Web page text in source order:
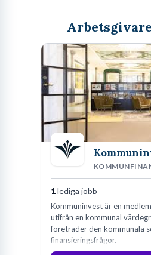
1lediga jobb
Kommuninvest är en
utifrån en kommunal
företräder den kommunala
finansieringsfrågor.